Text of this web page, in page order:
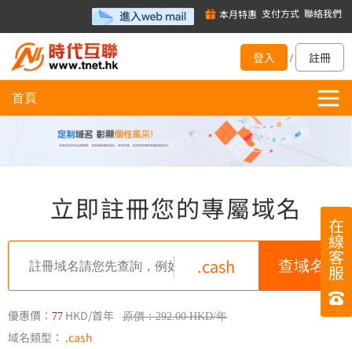
本月特惠 支付方式 聯絡我們
登入 / 註冊
在
線
客
服
首頁
立即註冊您的專屬域名
.cash
優惠價： 77 HKD/首年 原價：292.00 HKD/年
域名類型： .cash